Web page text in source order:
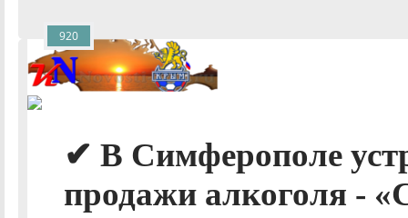
✔ В Симферополе
продажи алкоголя -
920